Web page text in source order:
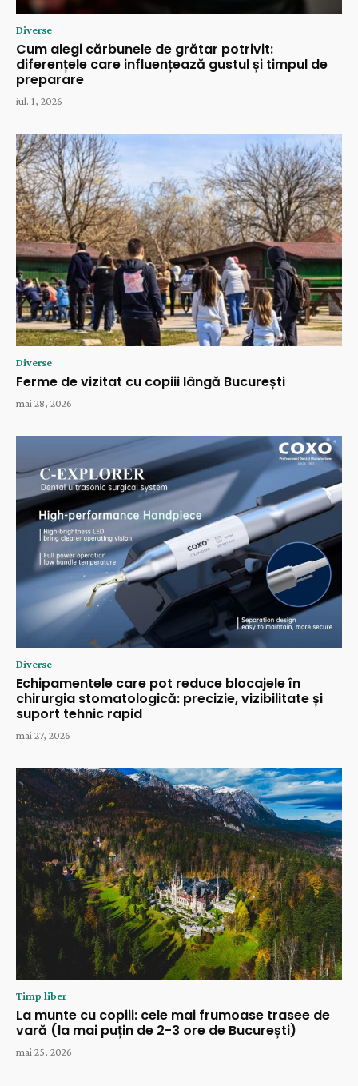
Diverse
Cum alegi cărbunele de grătar potrivit:
diferențele care influențează gustul și timpul de
preparare
iul. 1, 2026
Diverse
Ferme de vizitat cu copiii lângă București
mai 28, 2026
Diverse
Echipamentele care pot reduce blocajele în
chirurgia stomatologică: precizie, vizibilitate și
suport tehnic rapid
mai 27, 2026
Timp liber
La munte cu copiii: cele mai frumoase trasee de
vară (la mai puțin de 2-3 ore de București)
mai 25, 2026